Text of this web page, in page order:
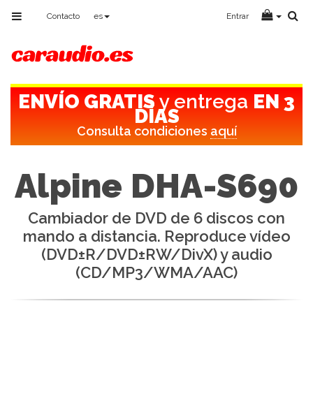
Toggle
navigation
Contacto es Entrar
ENVÍO GRATISy entregaEN 3
DÍAS
Consulta condiciones aquí
Alpine DHA-S690
Cambiador de DVD de 6 discos con
mando a distancia. Reproduce vídeo
(DVD±R/DVD±RW/DivX) y audio
(CD/MP3/WMA/AAC)